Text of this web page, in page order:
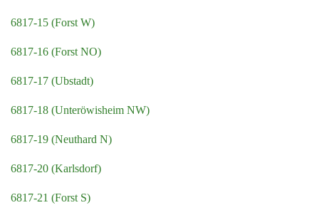
6817-15 (Forst W)
6817-16 (Forst NO)
6817-17 (Ubstadt)
6817-18 (Unteröwisheim NW)
6817-19 (Neuthard N)
6817-20 (Karlsdorf)
6817-21 (Forst S)